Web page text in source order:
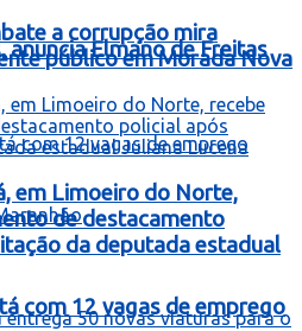
Elmano de Freitas
com 12 vagas de emprego
a corrupção mira
público em Morada Nova
em Limoeiro do Norte,
de destacamento
da deputada estadual